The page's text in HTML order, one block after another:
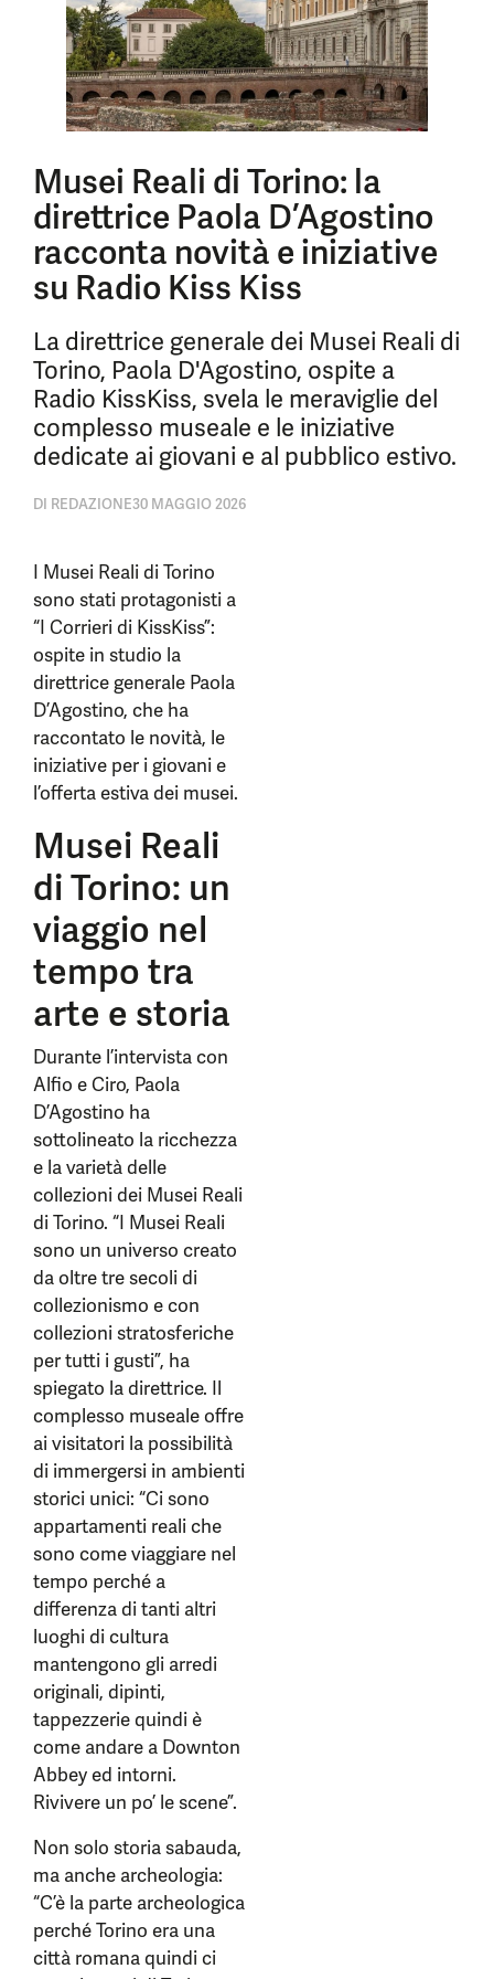
Musei Reali di Torino: la
direttrice Paola D’Agostino
racconta novità e iniziative
su Radio Kiss Kiss
La direttrice generale dei Musei Reali di
Torino, Paola D'Agostino, ospite a
Radio KissKiss, svela le meraviglie del
complesso museale e le iniziative
dedicate ai giovani e al pubblico estivo.
DI REDAZIONE30 MAGGIO 2026
I Musei Reali di Torino
sono stati protagonisti a
“I Corrieri di KissKiss”:
ospite in studio la
direttrice generale Paola
D’Agostino, che ha
raccontato le novità, le
iniziative per i giovani e
l’offerta estiva dei musei.
Musei Reali
di Torino: un
viaggio nel
tempo tra
arte e storia
Durante l’intervista con
Alfio e Ciro, Paola
D’Agostino ha
sottolineato la ricchezza
e la varietà delle
collezioni dei Musei Reali
di Torino. “I Musei Reali
sono un universo creato
da oltre tre secoli di
collezionismo e con
collezioni stratosferiche
per tutti i gusti”, ha
spiegato la direttrice. Il
complesso museale offre
ai visitatori la possibilità
di immergersi in ambienti
storici unici: “Ci sono
appartamenti reali che
sono come viaggiare nel
tempo perché a
differenza di tanti altri
luoghi di cultura
mantengono gli arredi
originali, dipinti,
tappezzerie quindi è
come andare a Downton
Abbey ed intorni.
Rivivere un po’ le scene”.
Non solo storia sabauda,
ma anche archeologia:
“C’è la parte archeologica
perché Torino era una
città romana quindi ci